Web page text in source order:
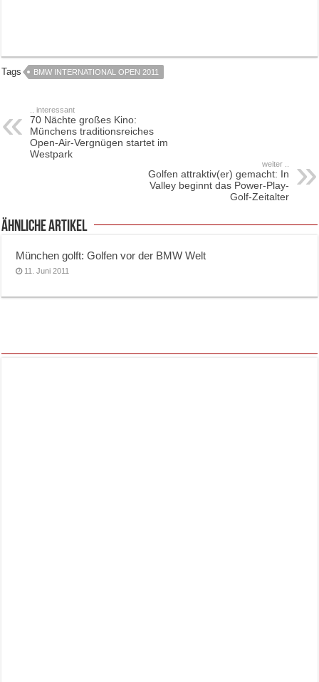
Tags BMW INTERNATIONAL OPEN 2011
.. interessant
70 Nächte großes Kino:
Münchens traditionsreiches
Open-Air-Vergnügen startet im
Westpark
weiter ..
Golfen attraktiv(er) gemacht: In
Valley beginnt das Power-Play-
Golf-Zeitalter
ähnliche Artikel
München golft: Golfen vor der BMW Welt
11. Juni 2011